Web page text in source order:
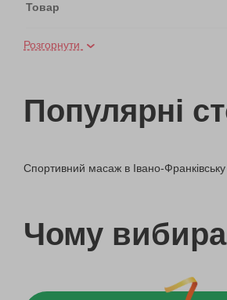
Товар
Аромамасаж
Масаж обличчя
SPA в темряві
Розгорнути
Популярні
Спортивний масаж в Івано-Франківську
Чому